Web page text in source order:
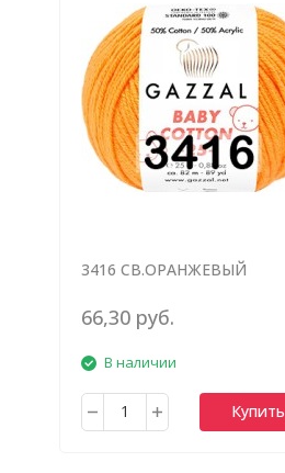
3416 СВ.ОРАНЖЕВЫЙ
66,30 руб.
В наличии
Купить